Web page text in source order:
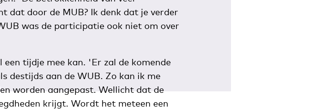
dat door de MUB? Ik denk dat je verder
was de participatie ook niet om over
tijdje mee kan. 'Er zal de komende
destijds aan de WUB. Zo kan ik me
worden aangepast. Wellicht dat de
krijgt. Wordt het meteen een